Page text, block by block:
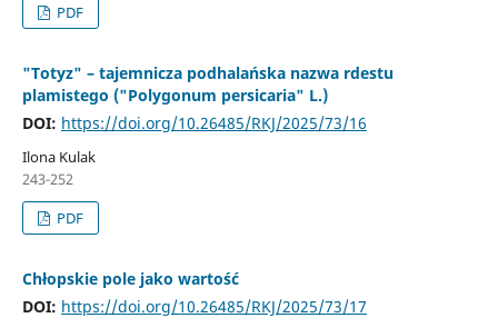
PDF
"Totyz" – tajemnicza podhalańska nazwa rdestu
plamistego ("Polygonum persicaria" L.)
DOI: https://doi.org/10.26485/RKJ/2025/73/16
Ilona Kulak
243-252
PDF
Chłopskie pole jako wartość
DOI: https://doi.org/10.26485/RKJ/2025/73/17